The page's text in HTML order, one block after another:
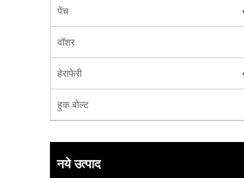
पेंच
वॉशर
हेराफेरी
हुक बोल्ट
नये उत्पाद